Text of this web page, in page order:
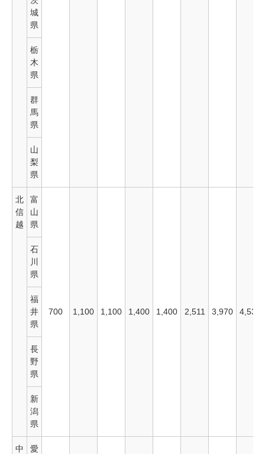
城
県
栃
木
県
群
馬
県
山
梨
県
北
信
越
富
山
県
700 1,100 1,100 1,400 1,400 2,511 3,970 4,530
石
川
県
福
井
県
長
野
県
新
潟
県
中
愛